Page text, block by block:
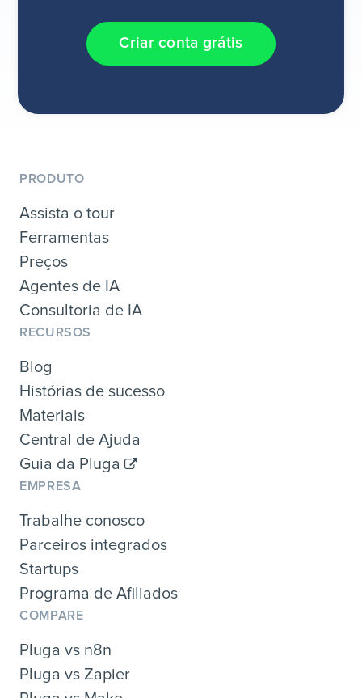
Criar conta grátis
PRODUTO
Assista o tour
Ferramentas
Preços
Agentes de IA
Consultoria de IA
RECURSOS
Blog
Histórias de sucesso
Materiais
Central de Ajuda
Guia da Pluga
EMPRESA
Trabalhe conosco
Parceiros integrados
Startups
Programa de Afiliados
COMPARE
Pluga vs n8n
Pluga vs Zapier